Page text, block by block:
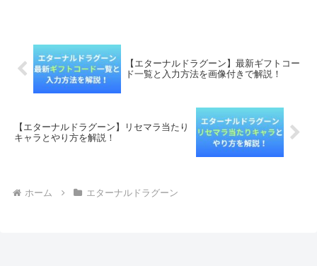
【エターナルドラグーン】最新ギフトコー
ド一覧と入力方法を画像付きで解説！
【エターナルドラグーン】リセマラ当たり
キャラとやり方を解説！
ホーム エターナルドラグーン